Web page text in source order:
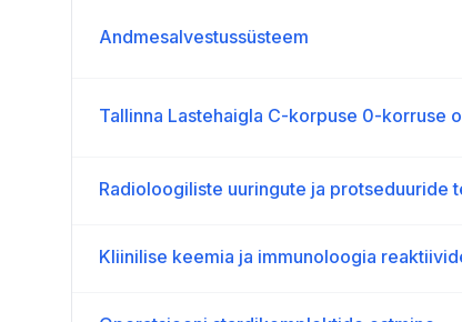
Andmesalvestussüsteem
Tallinna Lastehaigla C-korpuse 0-korruse
Radioloogiliste uuringute ja protseduuride
Kliinilise keemia ja immunoloogia